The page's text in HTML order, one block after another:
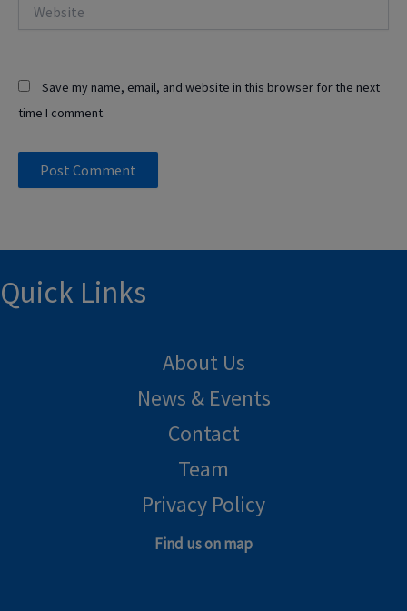
Save my name, email, and website in this browser for the next
time I comment.
Quick Links
About Us
News & Events
Contact
Team
Privacy Policy
Find us on map